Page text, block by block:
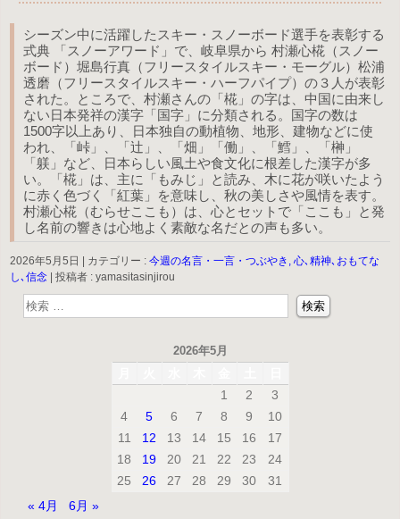
シーズン中に活躍したスキー・スノーボード選手を表彰する
式典 「スノーアワード」で、岐阜県から 村瀬心椛（スノー
ボード）堀島行真（フリースタイルスキー・モーグル）松浦
透磨（フリースタイルスキー・ハーフパイプ）の３人が表彰
された。ところで、村瀬さんの「椛」の字は、中国に由来し
ない日本発祥の漢字「国字」に分類される。国字の数は
1500字以上あり、日本独自の動植物、地形、建物などに使
われ、「峠」、「辻」、「畑」「働」、「鱈」、「榊」
「躾」など、日本らしい風土や食文化に根差した漢字が多
い。「椛」は、主に「もみじ」と読み、木に花が咲いたよう
に赤く色づく「紅葉」を意味し、秋の美しさや風情を表す。
村瀬心椛（むらせここも）は、心とセットで「ここも」と発
し名前の響きは心地よく素敵な名だとの声も多い。
2026年5月5日 カテゴリー : 今週の名言・一言・つぶやき, 心､精神､おもてな
し､信念
投稿者 : yamasitasinjirou
2026年5月
1
2
3
4
5 6 7 8 9
10
11
12 13 14 15 16
17
18
19 20 21 22 23
24
25
26 27 28 29 30
31
« 4月
6月 »